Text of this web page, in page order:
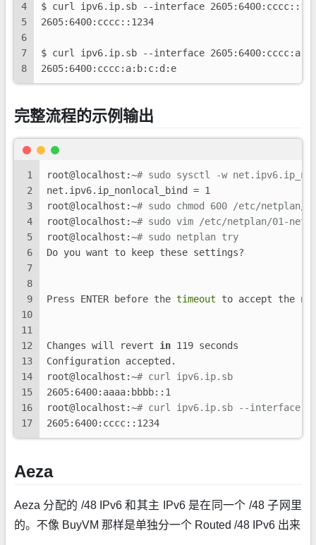
4
5
6
7
8
$ curl ipv6.ip.sb --interface
2605:6400:cccc::1234
$ curl ipv6.ip.sb --interface
2605:6400:cccc:a:b:c:d:e
完整流程的示例输出
1
2
3
4
5
6
7
8
9
10
11
12
13
14
15
16
17
root@localhost:~# sudo sysctl -w
net.ipv6.ip_nonlocal_bind = 1
root@localhost:~# sudo chmod 600 /etc/netplan/
root@localhost:~# sudo vim /etc/netplan/01-
root@localhost:~# sudo netplan try
Do you want to keep these settings?
Press ENTER before the timeout to accept the
Changes will revert in 119 seconds
Configuration accepted.
root@localhost:~# curl ipv6.ip.sb
2605:6400:aaaa:bbbb::1
root@localhost:~# curl ipv6.ip.sb --interface
2605:6400:cccc::1234
Aeza
Aeza 分配的 /48 IPv6 和其主 IPv6 是在同一个 /48 子网里
的。不像 BuyVM 那样是单独分一个 Routed /48 IPv6 出来